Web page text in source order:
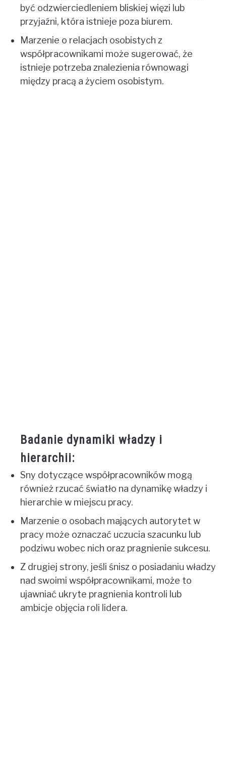
być odzwierciedleniem bliskiej więzi lub
przyjaźni, która istnieje poza biurem.
Marzenie o relacjach osobistych z
współpracownikami może sugerować, że
istnieje potrzeba znalezienia równowagi
między pracą a życiem osobistym.
Badanie dynamiki władzy i
hierarchii:
Sny dotyczące współpracowników mogą
również rzucać światło na dynamikę władzy i
hierarchie w miejscu pracy.
Marzenie o osobach mających autorytet w
pracy może oznaczać uczucia szacunku lub
podziwu wobec nich oraz pragnienie sukcesu.
Z drugiej strony, jeśli śnisz o posiadaniu władzy
nad swoimi współpracownikami, może to
ujawniać ukryte pragnienia kontroli lub
ambicje objęcia roli lidera.